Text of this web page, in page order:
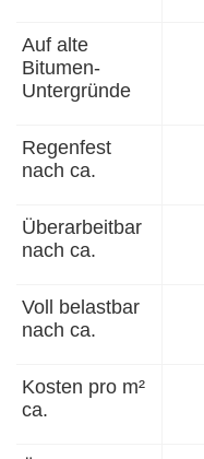
Auf alte
Bitumen-
Untergründe
Regenfest
nach ca.
Überarbeitbar
nach ca.
Voll belastbar
nach ca.
Kosten pro m²
ca.